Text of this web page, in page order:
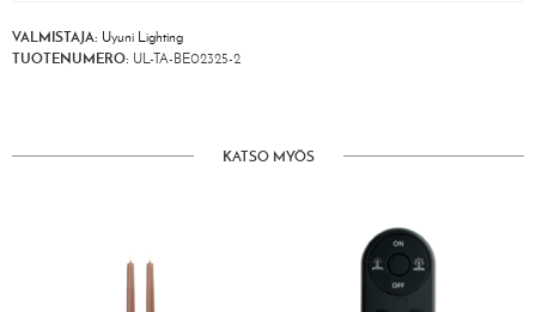
VALMISTAJA: Uyuni Lighting
TUOTENUMERO: UL-TA-BE02325-2
KATSO MYÖS